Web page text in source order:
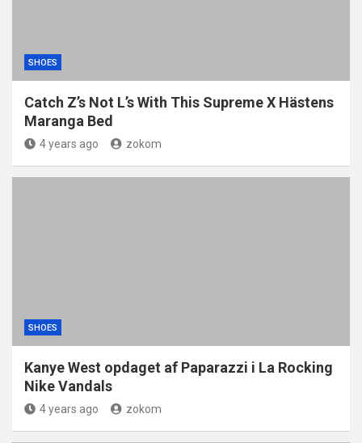
SHOES
Catch Z’s Not L’s With This Supreme X Hästens
Maranga Bed
4 years ago zokom
SHOES
Kanye West opdaget af Paparazzi i La Rocking
Nike Vandals
4 years ago zokom